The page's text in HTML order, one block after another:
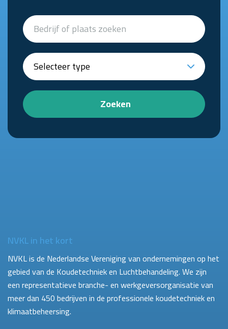
Zoeken
NVKL in het kort
NVKL is de Nederlandse Vereniging van ondernemingen op het
gebied van de Koudetechniek en Luchtbehandeling. We zijn
een representatieve branche- en werkgeversorganisatie van
meer dan 450 bedrijven in de professionele koudetechniek en
klimaatbeheersing.